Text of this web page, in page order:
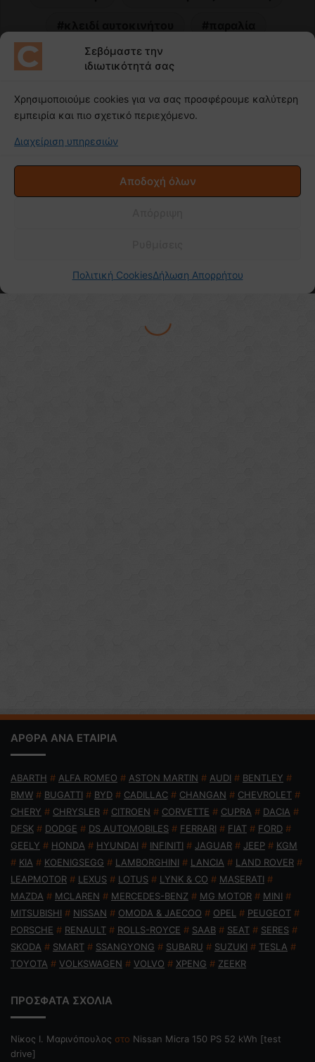
ΑΡΘΡΑ ΑΝΑ ΕΤΑΙΡΙΑ
ABARTH # ALFA ROMEO # ASTON MARTIN # AUDI # BENTLEY #
BMW # BUGATTI # BYD # CADILLAC # CHANGAN # CHEVROLET #
CHERY # CHRYSLER # CITROEN # CORVETTE # CUPRA # DACIA #
DFSK # DODGE # DS AUTOMOBILES # FERRARI # FIAT # FORD #
GEELY # HONDA # HYUNDAI # INFINITI # JAGUAR # JEEP # KGM
# KIA # KOENIGSEGG # LAMBORGHINI # LANCIA # LAND ROVER #
LEAPMOTOR # LEXUS # LOTUS # LYNK & CO # MASERATI #
MAZDA # MCLAREN # MERCEDES-BENZ # MG MOTOR # MINI #
MITSUBISHI # NISSAN # OMODA & JAECOO # OPEL # PEUGEOT #
PORSCHE # RENAULT # ROLLS-ROYCE # SAAB # SEAT # SERES #
SKODA # SMART # SSANGYONG # SUBARU # SUZUKI # TESLA #
TOYOTA # VOLKSWAGEN # VOLVO # XPENG # ZEEKR
ΠΡΟΣΦΑΤΑ ΣΧΟΛΙΑ
Nίκος Ι. Mαρινόπουλος στο Nissan Micra 150 PS 52 kWh [test
drive]